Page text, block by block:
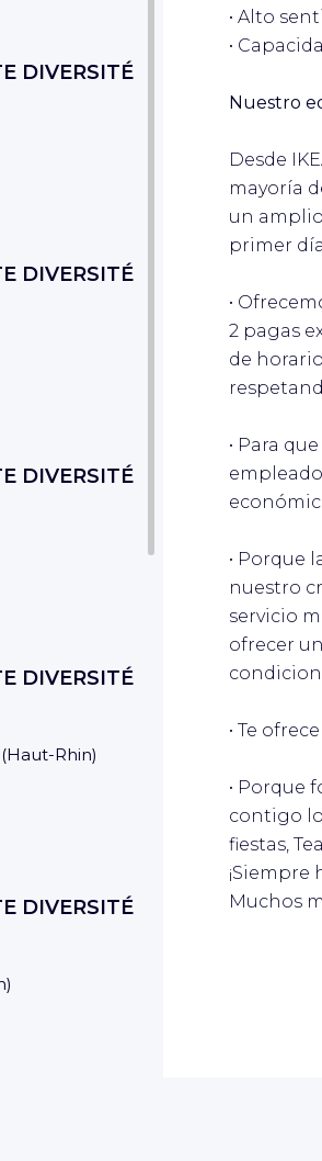
DIVERSITÉ
DIVERSITÉ
DIVERSITÉ
DIVERSITÉ
Haut-Rhin)
DIVERSITÉ
)
• Alto
•
Nuestro
Desde
mayoría
un
primer
•
2 pagas
de
• Para
• Porque
nuestro
servicio
ofrecer
• Te
• Porque
contigo
fiestas,
¡Siempre
Muchos